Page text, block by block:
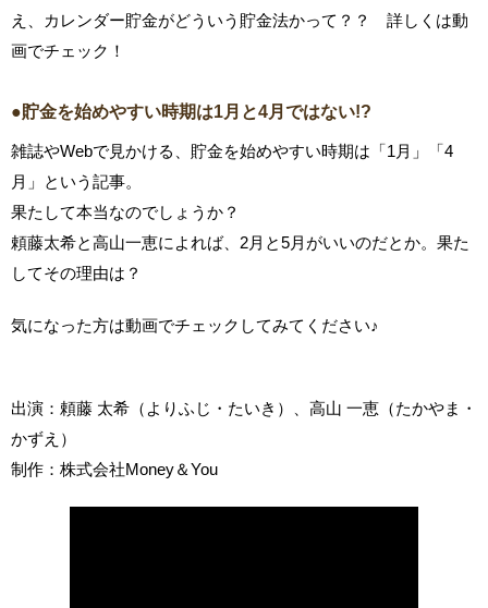
え、カレンダー貯金がどういう貯金法かって？？ 詳しくは動
画でチェック！
●貯金を始めやすい時期は1月と4月ではない!?
雑誌やWebで見かける、貯金を始めやすい時期は「1月」「4
月」という記事。
果たして本当なのでしょうか？
頼藤太希と高山一恵によれば、2月と5月がいいのだとか。果た
してその理由は？
気になった方は動画でチェックしてみてください♪
出演：頼藤 太希（よりふじ・たいき）、高山 一恵（たかやま・
かずえ）
制作：株式会社Money＆You